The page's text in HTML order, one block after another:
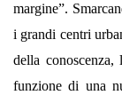
margine”.
i grandi centri
della
funzione di una